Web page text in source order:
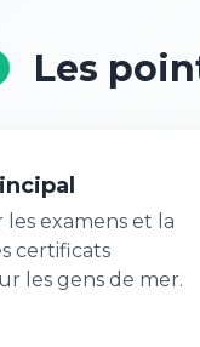
Les
examens et la
certificats
les gens de mer.